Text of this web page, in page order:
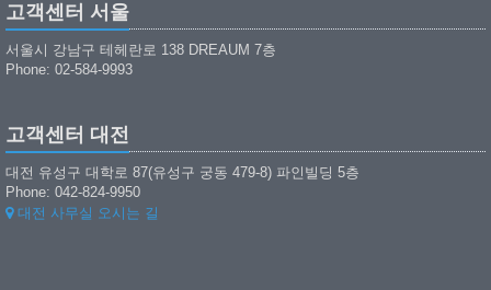
고객센터 서울
서울시 강남구 테헤란로 138 DREAUM 7층
Phone: 02-584-9993
고객센터 대전
대전 유성구 대학로 87(유성구 궁동 479-8) 파인빌딩 5층
Phone: 042-824-9950
대전 사무실 오시는 길